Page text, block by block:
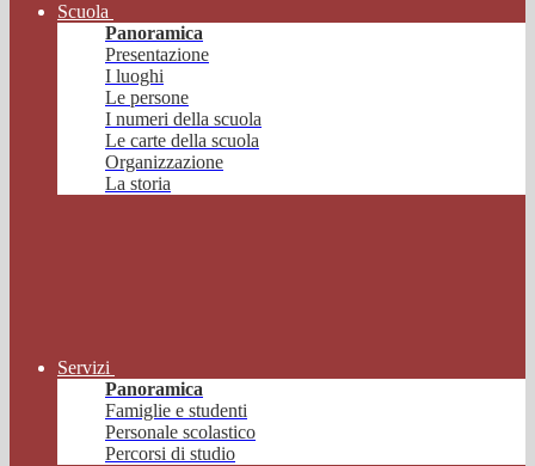
Scuola
Panoramica
Presentazione
I luoghi
Le persone
I numeri della scuola
Le carte della scuola
Organizzazione
La storia
Servizi
Panoramica
Famiglie e studenti
Personale scolastico
Percorsi di studio